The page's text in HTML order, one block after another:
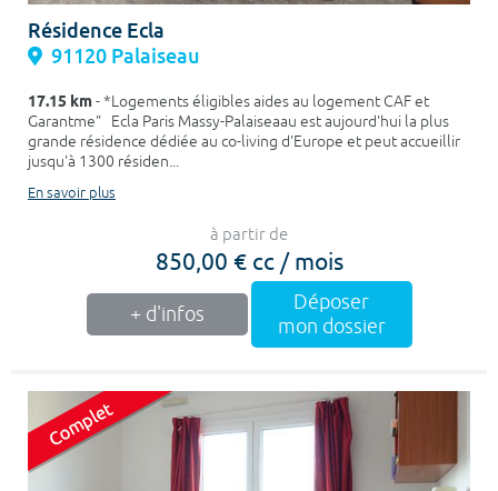
Résidence Ecla
91120 Palaiseau
17.15 km- *Logements éligibles aides au logement CAF et
Garantme" Ecla Paris Massy-Palaiseaau est aujourd'hui la plus
grande résidence dédiée au co-living d'Europe et peut accueillir
jusqu'à 1300 résiden...
En savoir plus
à partir de
850,00 € cc / mois
+ d'infos
Déposer
mon dossier